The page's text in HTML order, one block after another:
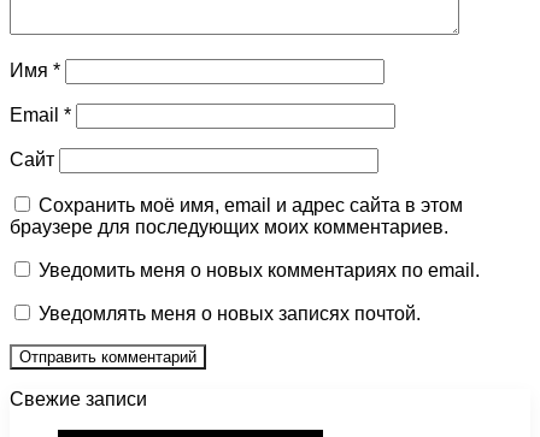
Имя *
Email *
Сайт
Сохранить моё имя, email и адрес сайта в этом
браузере для последующих моих комментариев.
Уведомить меня о новых комментариях по email.
Уведомлять меня о новых записях почтой.
Свежие записи